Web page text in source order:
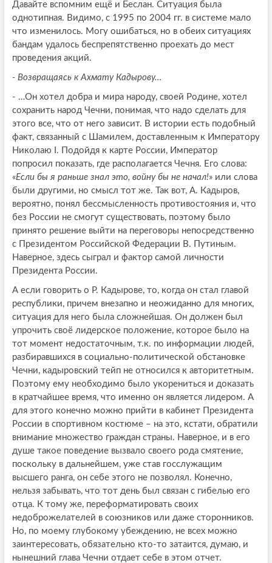
Давайте вспомним ещё и Беслан. Ситуация была
однотипная. Видимо, с 1995 по 2004 гг. в системе мало
что изменилось. Могу ошибаться, но в обеих ситуациях
бандам удалось беспрепятственно проехать до мест
проведения акций.
- Возвращаясь к Ахмату Кадырову…
- …Он хотел добра и мира народу, своей Родине, хотел
сохранить народ Чечни, понимая, что надо сделать для
этого все, что от него зависит. В истории есть подобный
факт, связанный с Шамилем, доставленным к Императору
Николаю I. Подойдя к карте России, Император
попросил показать, где располагается Чечня. Его слова:
«Если бы я раньше знал это, войну бы не начал!» или слова
были другими, но смысл тот же. Так вот, А. Кадыров,
вероятно, понял бессмысленность противостояния и, что
без России не смогут существовать, поэтому было
принято решение выйти на переговоры непосредственно
с Президентом Российской Федерации В. Путиным.
Наверное, здесь сыграл и фактор самой личности
Президента России.
А если говорить о Р. Кадырове, то, когда он стал главой
республики, причем внезапно и неожиданно для многих,
ситуация для него была сложнейшая. Он должен был
упрочить своё лидерское положение, которое было на
тот момент недостаточным, т.к. по информации людей,
разбиравшихся в социально-политической обстановке
Чечни, кадыровский тейп не относился к авторитетным.
Поэтому ему необходимо было укорениться и доказать
в кратчайшее время, что именно он является лидером. А
для этого конечно можно прийти в кабинет Президента
России в спортивном костюме – на это, кстати, обратили
внимание множество граждан страны. Наверное, и в его
душе такое поведение вызвало своего рода смятение,
поскольку в дальнейшем, уже став госслужащим
высшего ранга, он себе этого не позволял. Конечно,
нельзя забывать, что тот день был связан с гибелью его
отца. К тому же, переформатировать своих
недоброжелателей в союзников или даже сторонников.
Но, по моему глубокому убеждению, не всех можно
заинтересовать, обязательно кто-то затаится, думаю, и
нынешний глава Чечни отдает себе в этом отчет.